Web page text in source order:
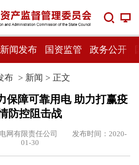
新闻发布 国资监管 政务公开
布> 新闻 > 正文
保障可靠用电 助力打赢疫
防控阻击战
电网有限责任公司 发布时间：2020-
01-30